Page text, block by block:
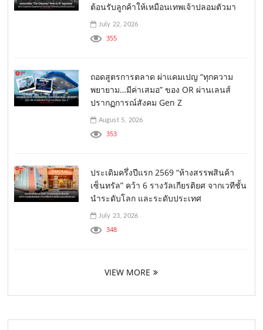
ต้อนรับลูกค้าให้เหมือนเทพเจ้าปลอมตัวมา
July 22, 2026
355
ถอดสูตรการตลาด ผ่าแคมเปญ “ทุกความ
พยายาม…มีค่าเสมอ” ของ OR ผ่านเลนส์
ปรากฏการณ์สังคม Gen Z
August 5, 2026
353
ประเดิมครึ่งปีแรก 2569 “ห้างสรรพสินค้า
เซ็นทรัล” คว้า 6 รางวัลเกียรติยศ จากเวทีชั้น
นำระดับโลก และระดับประเทศ
July 23, 2026
348
VIEW MORE